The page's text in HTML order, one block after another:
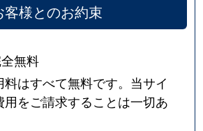
客様とのお約束
無料
はすべて無料です。当サイ
用をご請求することは一切あ